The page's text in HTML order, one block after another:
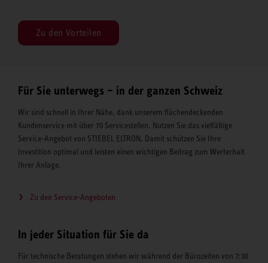
Zu den Vorteilen
Für Sie unterwegs – in der ganzen Schweiz
Wir sind schnell in Ihrer Nähe, dank unserem flächendeckenden
Kundenservice mit über 70 Servicestellen. Nutzen Sie das vielfältige
Service-Angebot von STIEBEL ELTRON. Damit schützen Sie Ihre
Investition optimal und leisten einen wichtigen Beitrag zum Werterhalt
Ihrer Anlage.
Zu den Service-Angeboten
In jeder Situation für Sie da
Für technische Beratungen stehen wir während der Bürozeiten von 7:30